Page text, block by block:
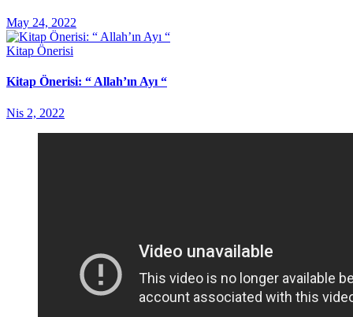
May 24, 2022
Kitap Önerisi
Kitap Önerisi: “ Allah’ın Ayı “
Nis 2, 2022